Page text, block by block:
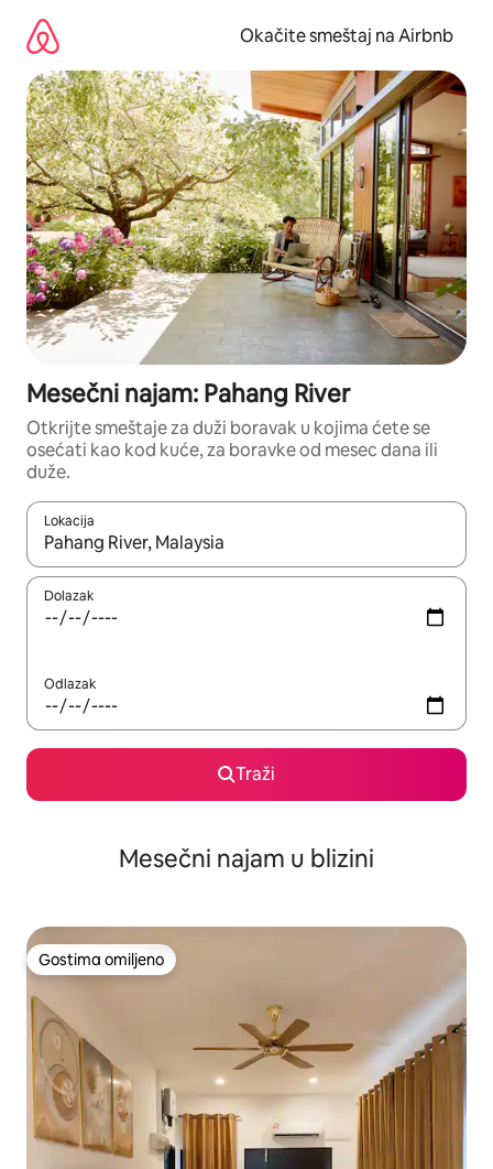
sadržaj
Okačite smeštaj na Airbnb
Mesečni najam: Pahang River
Otkrijte smeštaje za duži boravak u kojima ćete se
osećati kao kod kuće, za boravke od mesec dana ili
duže.
Lokacija
Kad su rezultati dostupni, možete da se krećete kroz njih
Dolazak
Odlazak
Traži
Mesečni najam u blizini
Gostima omiljeno
Gostima omiljeno